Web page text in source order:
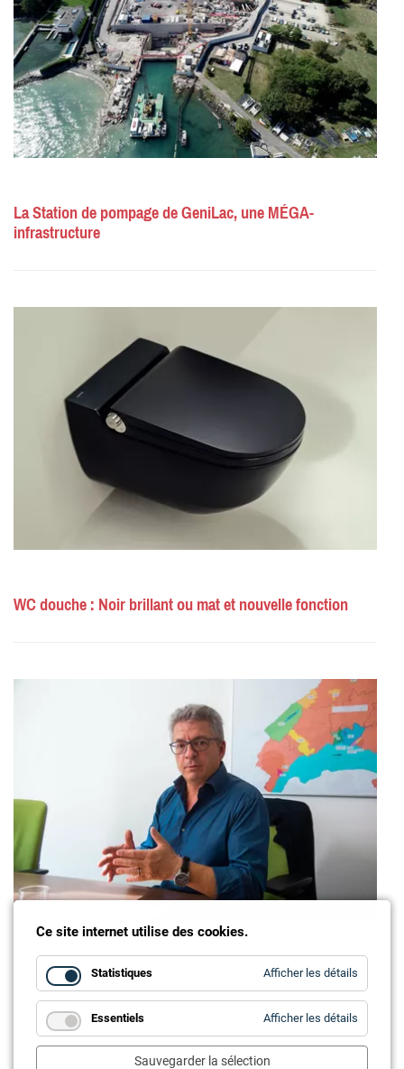
La Station de pompage de GeniLac, une MÉGA-
infrastructure
WC douche : Noir brillant ou mat et nouvelle fonction
Président d’une association professionnelle : vocation ou
nécessité ?
Ce site internet utilise des cookies.
Statistiques Afficher les détails
Essentiels Afficher les détails
Sauvegarder la sélection